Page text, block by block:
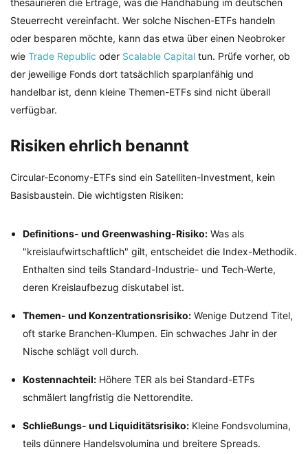
thesaurieren die Erträge, was die Handhabung im deutschen
Steuerrecht vereinfacht. Wer solche Nischen-ETFs handeln
oder besparen möchte, kann das etwa über einen Neobroker
wie Trade Republic oder Scalable Capital tun. Prüfe vorher, ob
der jeweilige Fonds dort tatsächlich sparplanfähig und
handelbar ist, denn kleine Themen-ETFs sind nicht überall
verfügbar.
Risiken ehrlich benannt
Circular-Economy-ETFs sind ein Satelliten-Investment, kein
Basisbaustein. Die wichtigsten Risiken:
Definitions- und Greenwashing-Risiko: Was als
"kreislaufwirtschaftlich" gilt, entscheidet die Index-Methodik.
Enthalten sind teils Standard-Industrie- und Tech-Werte,
deren Kreislaufbezug diskutabel ist.
Themen- und Konzentrationsrisiko: Wenige Dutzend Titel,
oft starke Branchen-Klumpen. Ein schwaches Jahr in der
Nische schlägt voll durch.
Kostennachteil: Höhere TER als bei Standard-ETFs
schmälert langfristig die Nettorendite.
Schließungs- und Liquiditätsrisiko: Kleine Fondsvolumina,
teils dünnere Handelsvolumina und breitere Spreads.